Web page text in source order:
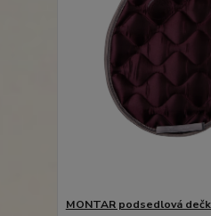
MONTAR podsedlová